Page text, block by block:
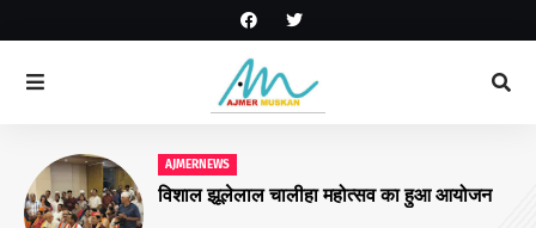
AJMERNEWS
विशाल झूलेलाल चालीहा महोत्सव का हुआ आयोजन